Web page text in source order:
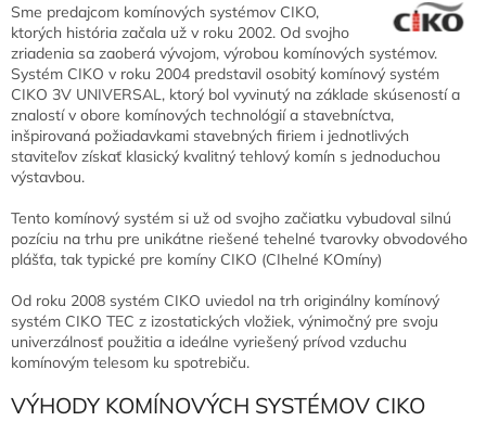
Sme predajcom komínových systémov CIKO,
ktorých história začala už v roku 2002. Od svojho
zriadenia sa zaoberá vývojom, výrobou komínových systémov.
Systém CIKO v roku 2004 predstavil osobitý komínový systém
CIKO 3V UNIVERSAL, ktorý bol vyvinutý na základe skúseností a
znalostí v obore komínových technológií a stavebníctva,
inšpirovaná požiadavkami stavebných firiem i jednotlivých
staviteľov získať klasický kvalitný tehlový komín s jednoduchou
výstavbou.
Tento komínový systém si už od svojho začiatku vybudoval silnú
pozíciu na trhu pre unikátne riešené tehelné tvarovky obvodového
plášťa, tak typické pre komíny CIKO (CIhelné KOmíny)
Od roku 2008 systém CIKO uviedol na trh originálny komínový
systém CIKO TEC z izostatických vložiek, výnimočný pre svoju
univerzálnosť použitia a ideálne vyriešený prívod vzduchu
komínovým telesom ku spotrebiču.
VÝHODY KOMÍNOVÝCH SYSTÉMOV CIKO